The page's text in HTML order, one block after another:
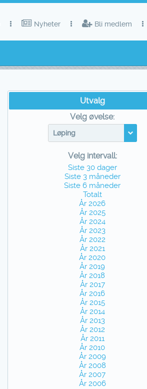
Bli medlem
Nyheter
Utvalg
Velg øvelse:
Løping
Velg intervall:
Siste 30 dager
Siste 3 måneder
Siste 6 måneder
Totalt
År 2026
År 2025
År 2024
År 2023
År 2022
År 2021
År 2020
År 2019
År 2018
År 2017
År 2016
År 2015
År 2014
År 2013
År 2012
År 2011
År 2010
År 2009
År 2008
År 2007
År 2006